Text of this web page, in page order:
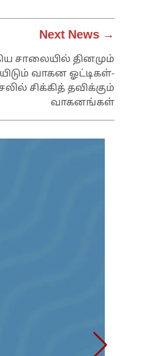
Next News →
சாலையில் தினமும்
வாகன ஓட்டிகள்-
சிக்கித் தவிக்கும்
வாகனங்கள்